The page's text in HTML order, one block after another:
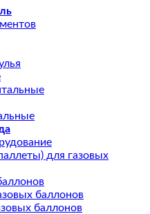
для газовых
баллонов
баллонов